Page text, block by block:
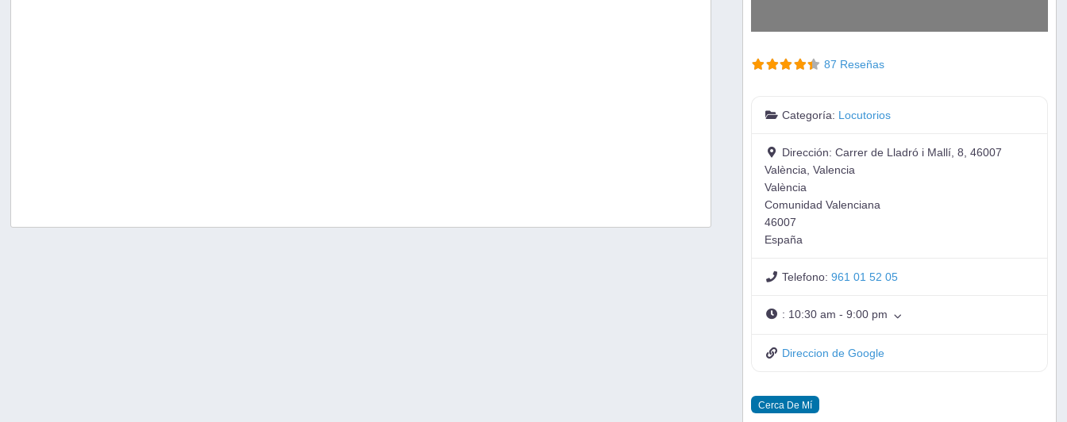
87 Reseñas
Categoría: Locutorios
Dirección: Carrer de Lladró i Mallí, 8, 46007
València, Valencia
València
Comunidad Valenciana
46007
España
Telefono: 961 01 52 05
: 10:30 am - 9:00 pm
Direccion de Google
Cerca De Mí